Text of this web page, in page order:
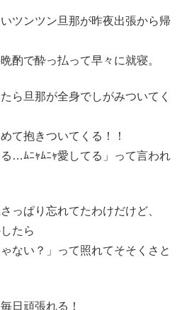
ツンツン旦那が昨夜出張から帰
酌で酔っ払って早々に就寝。
ら旦那が全身でしがみついてく
て抱きついてくる！！
…ﾑﾆｬﾑﾆｬ愛してる」って言われ
っぱり忘れてたわけだけど、
たら
ない？」って照れてそそくさと
日頑張れる！